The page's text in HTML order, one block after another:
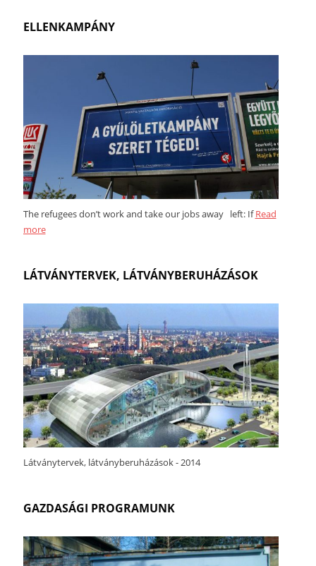
ELLENKAMPÁNY
The refugees don’t work and take our jobs away left: IfRead
more
LÁTVÁNYTERVEK, LÁTVÁNYBERUHÁZÁSOK
Látványtervek, látványberuházások - 2014
GAZDASÁGI PROGRAMUNK